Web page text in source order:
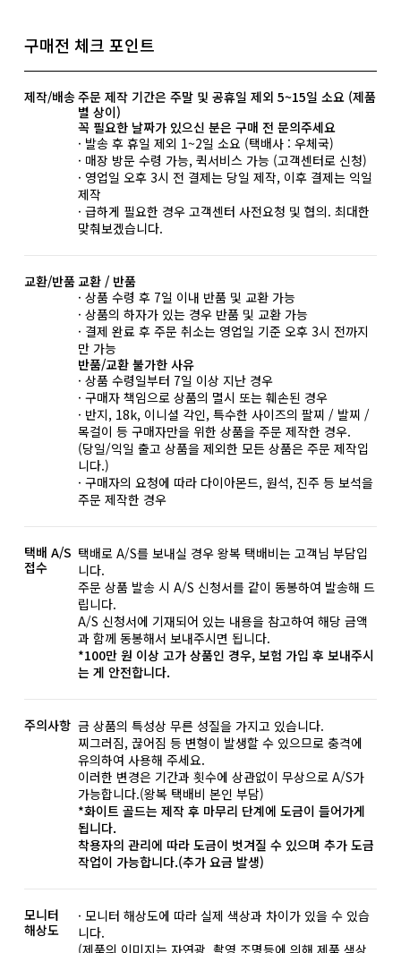
구매전 체크 포인트
제작/배송주문 제작 기간은 주말 및 공휴일 제외 5~15일 소요 (제품
별 상이)
꼭 필요한 날짜가 있으신 분은 구매 전 문의주세요
· 발송 후 휴일 제외 1~2일 소요 (택배사 : 우체국)
· 매장 방문 수령 가능, 퀵서비스 가능 (고객센터로 신청)
· 영업일 오후 3시 전 결제는 당일 제작, 이후 결제는 익일
제작
· 급하게 필요한 경우 고객센터 사전요청 및 협의. 최대한
맞춰보겠습니다.
교환/반품 교환 / 반품
· 상품 수령 후 7일 이내 반품 및 교환 가능
· 상품의 하자가 있는 경우 반품 및 교환 가능
· 결제 완료 후 주문 취소는 영업일 기준 오후 3시 전까지
만 가능
반품/교환 불가한 사유
· 상품 수령일부터 7일 이상 지난 경우
· 구매자 책임으로 상품의 멸시 또는 훼손된 경우
· 반지, 18k, 이니셜 각인, 특수한 사이즈의 팔찌 / 발찌 /
목걸이 등 구매자만을 위한 상품을 주문 제작한 경우.
(당일/익일 출고 상품을 제외한 모든 상품은 주문 제작입
니다.)
· 구매자의 요청에 따라 다이아몬드, 원석, 진주 등 보석을
주문 제작한 경우
택배 A/S
접수
택배로 A/S를 보내실 경우 왕복 택배비는 고객님 부담입
니다.
주문 상품 발송 시 A/S 신청서를 같이 동봉하여 발송해 드
립니다.
A/S 신청서에 기재되어 있는 내용을 참고하여 해당 금액
과 함께 동봉해서 보내주시면 됩니다.
*100만 원 이상 고가 상품인 경우, 보험 가입 후 보내주시
는 게 안전합니다.
주의사항 금 상품의 특성상 무른 성질을 가지고 있습니다.
찌그러짐, 끊어짐 등 변형이 발생할 수 있으므로 충격에
유의하여 사용해 주세요.
이러한 변경은 기간과 횟수에 상관없이 무상으로 A/S가
가능합니다.(왕복 택배비 본인 부담)
*화이트 골드는 제작 후 마무리 단계에 도금이 들어가게
됩니다.
착용자의 관리에 따라 도금이 벗겨질 수 있으며 추가 도금
작업이 가능합니다.(추가 요금 발생)
모니터
해상도
· 모니터 해상도에 따라 실제 색상과 차이가 있을 수 있습
니다.
(제품의 이미지는 자연광, 촬영 조명등에 의해 제품 색상